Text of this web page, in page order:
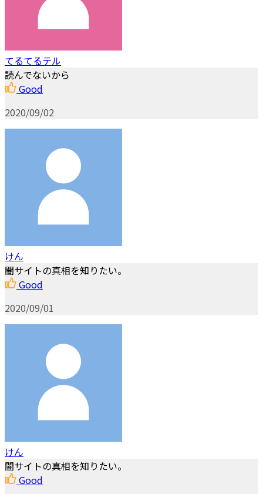
てるてるテル
読んでないから
Good
2020/09/02
けん
闇サイトの真相を知りたい。
Good
2020/09/01
けん
闇サイトの真相を知りたい。
Good